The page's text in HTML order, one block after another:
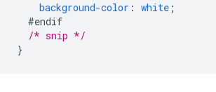
background-color : white ;
#endif
/* snip */
}